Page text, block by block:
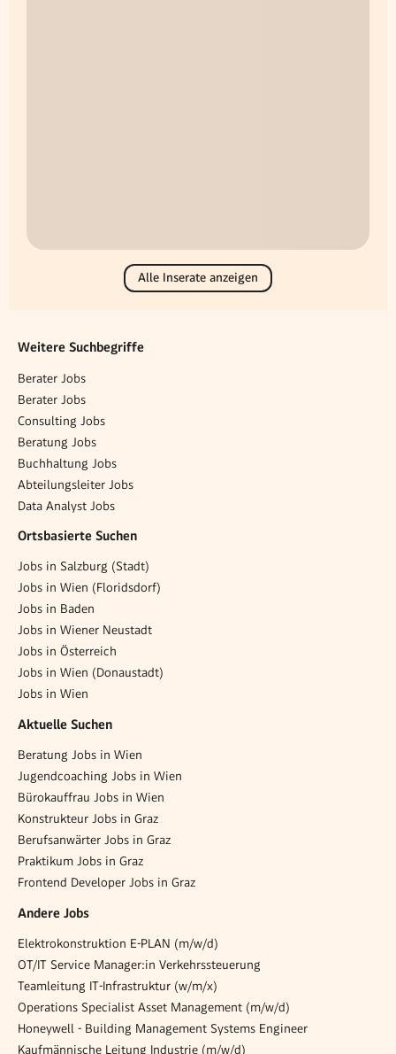
Alle Inserate anzeigen
Weitere Suchbegriffe
Berater Jobs
Berater Jobs
Consulting Jobs
Beratung Jobs
Buchhaltung Jobs
Abteilungsleiter Jobs
Data Analyst Jobs
Ortsbasierte Suchen
Jobs in Salzburg (Stadt)
Jobs in Wien (Floridsdorf)
Jobs in Baden
Jobs in Wiener Neustadt
Jobs in Österreich
Jobs in Wien (Donaustadt)
Jobs in Wien
Aktuelle Suchen
Beratung Jobs in Wien
Jugendcoaching Jobs in Wien
Bürokauffrau Jobs in Wien
Konstrukteur Jobs in Graz
Berufsanwärter Jobs in Graz
Praktikum Jobs in Graz
Frontend Developer Jobs in Graz
Andere Jobs
Elektrokonstruktion E-PLAN (m/w/d)
OT/IT Service Manager:in Verkehrssteuerung
Teamleitung IT-Infrastruktur (w/m/x)
Operations Specialist Asset Management (m/w/d)
Honeywell - Building Management Systems Engineer
Kaufmännische Leitung Industrie (m/w/d)